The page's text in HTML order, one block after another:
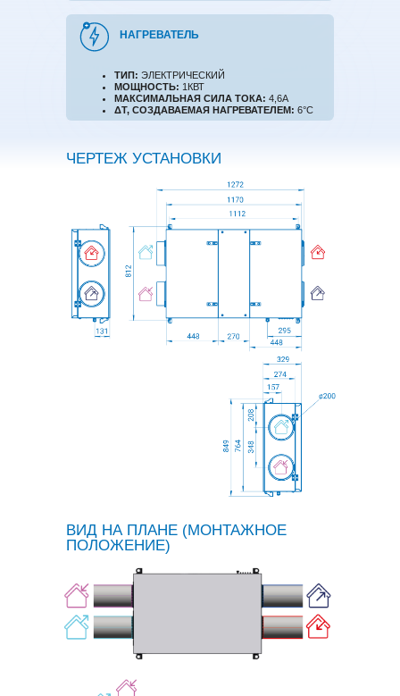
ТИП: ЭЛЕКТРИЧЕСКИЙ
МОЩНОСТЬ: 1КВТ
МАКСИМАЛЬНАЯ СИЛА ТОКА: 4,6А
ΔT, СОЗДАВАЕМАЯ НАГРЕВАТЕЛЕМ: 6°C
НАГРЕВАТЕЛЬ
ЧЕРТЕЖ УСТАНОВКИ
ВИД НА ПЛАНЕ (МОНТАЖНОЕ
ПОЛОЖЕНИЕ)